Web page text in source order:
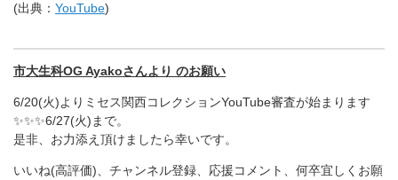
(出典： YouTube)
市大生科OG Ayakoさんより のお願い
6/20(火)よりミセス関西コレクションYouTube審査が始まります
✨✨✨6/27(火)まで。
是非、お力添え頂けましたら幸いです。
いいね(高評価)、チャンネル登録、応援コメント、何卒宜しくお願